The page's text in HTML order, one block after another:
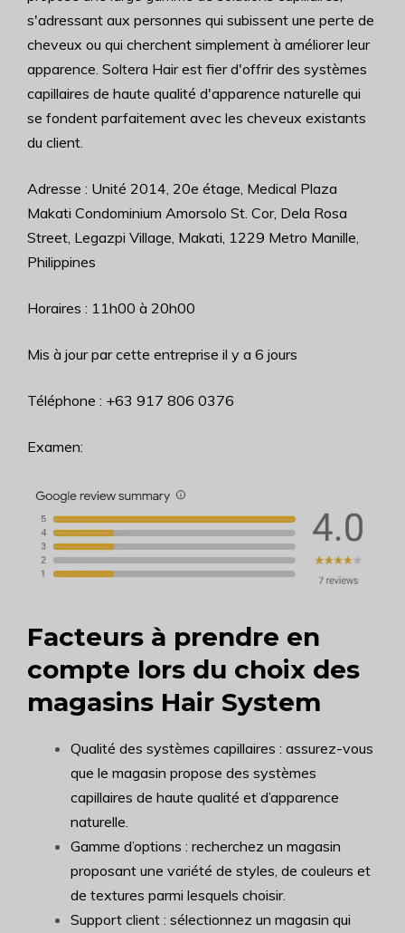
s'adressant aux personnes qui subissent une perte de
cheveux ou qui cherchent simplement à améliorer leur
apparence. Soltera Hair est fier d'offrir des systèmes
capillaires de haute qualité d'apparence naturelle qui
se fondent parfaitement avec les cheveux existants
du client.
Adresse : Unité 2014, 20e étage, Medical Plaza
Makati Condominium Amorsolo St. Cor, Dela Rosa
Street, Legazpi Village, Makati, 1229 Metro Manille,
Philippines
Horaires : 11h00 à 20h00
Mis à jour par cette entreprise il y a 6 jours
Téléphone : +63 917 806 0376
Examen:
Facteurs à prendre en
compte lors du choix des
magasins Hair System
Qualité des systèmes capillaires : assurez-vous
que le magasin propose des systèmes
capillaires de haute qualité et d’apparence
naturelle.
Gamme d’options : recherchez un magasin
proposant une variété de styles, de couleurs et
de textures parmi lesquels choisir.
Support client : sélectionnez un magasin qui